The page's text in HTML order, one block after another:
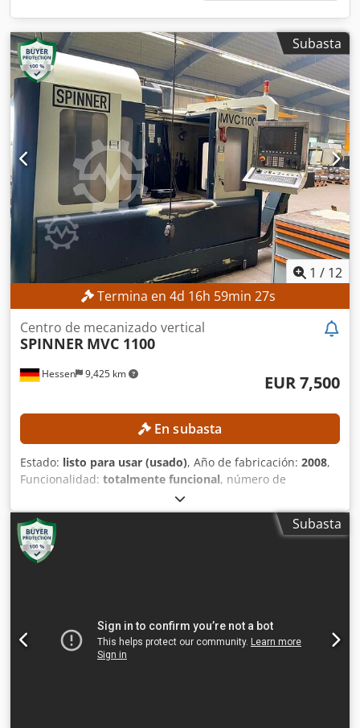
Subasta
1 / 12
Termina en 4d 16h 59min 25s
Hessen 9,425 km
Centro de mecanizado vertical
SPINNER MVC 1100
EUR 7,500
En subasta
Estado: listo para usar (usado), Año de fabricación: 2008,
Funcionalidad: totalmente funcional, número de
, recorrido eje X:
recorrido del eje Y:510 mm, recorrido del eje Z:510 mm,
peso de la pieza (máx.):
, velocidad del cabezal
(máx.):
herramientas:
husillo: 8.000 rpm Velocidad de avance rápido de los ejes
X/Y/Z: 18 / 18 / 15 m/min Superficie de la mesa: 1.200 × 600
mm Crsdpezpw Egofx Acgof Peso máximo de la pieza de
Subasta